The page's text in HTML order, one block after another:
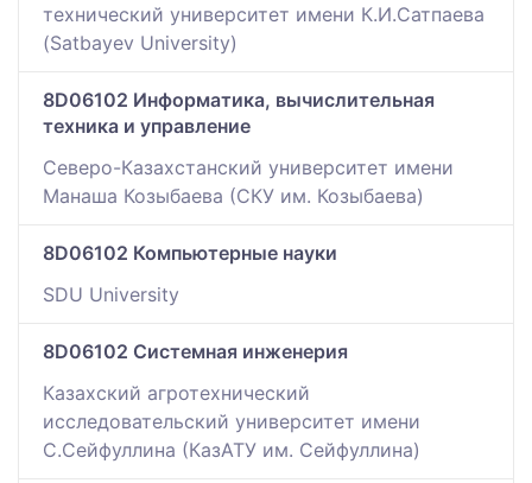
технический университет имени К.И.Сатпаева
(Satbayev University)
8D06102 Информатика, вычислительная
техника и управление
Северо-Казахстанский университет имени
Манаша Козыбаева (СКУ им. Козыбаева)
8D06102 Компьютерные науки
SDU University
8D06102 Системная инженерия
Казахский агротехнический
исследовательский университет имени
С.Сейфуллина (КазАТУ им. Сейфуллина)